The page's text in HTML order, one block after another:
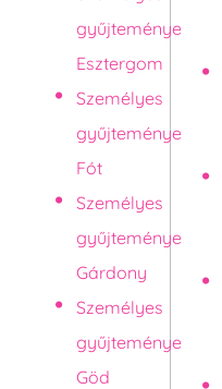
gyűjteménye
Esztergom
Személyes
gyűjteménye
Fót
Személyes
gyűjteménye
Gárdony
Személyes
gyűjteménye
Göd